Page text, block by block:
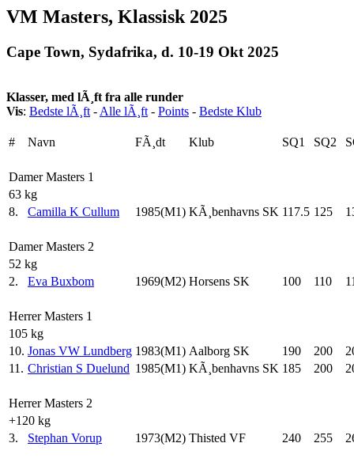
VM Masters, Klassisk 2025
Cape Town, Sydafrika, d. 10-19 Okt 2025
Klasser, med lÃ¸ft fra alle runder
Vis: Bedste lÃ¸ft - Alle lÃ¸ft - Points - Bedste Klub
# Navn FÃ¸dt Klub SQ1 SQ2
Damer Masters 1
63 kg
8.
Camilla K Cullum 1985(M1) KÃ¸benhavns SK 117.5 125
Damer Masters 2
52 kg
2.
Eva Buxbom 1969(M2) Horsens SK 100 110
Herrer Masters 1
105 kg
10. Jonas VW Lundberg 1983(M1) Aalborg SK 190 200
11. Christian S Duelund 1985(M1) KÃ¸benhavns SK 185 200
Herrer Masters 2
+120 kg
3.
Stephan Vorup 1973(M2) Thisted VF 240 255